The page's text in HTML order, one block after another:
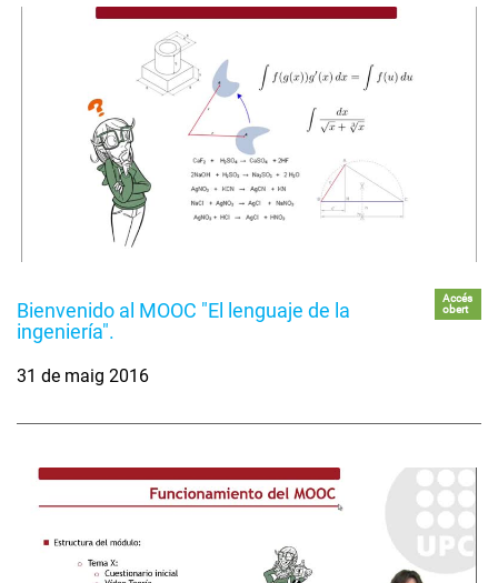
Bienvenido al MOOC "El lenguaje de la
ingeniería".
Accés
obert
31 de maig 2016